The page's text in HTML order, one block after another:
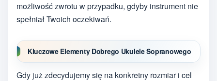
możliwość zwrotu w przypadku, gdyby instrument nie
spełniał Twoich oczekiwań.
Kluczowe Elementy Dobrego Ukulele Sopranowego
Gdy już zdecydujemy się na konkretny rozmiar i cel